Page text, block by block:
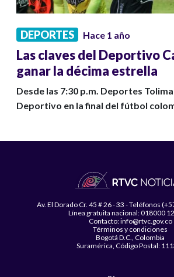
DEPORTES Hace 1 año
Las claves del Deportivo
ganar la décima estrella
Desde las 7:30 p.m. Deportes
Deportivo en la final del fútbol
Av. El Dorado Cr. 45 # 26 - 33 - Teléfonos
Línea gratuita nacional: 018000
Contacto: info@rtvc.gov.co
Términos y condiciones
Bogotá D.C., Colombia
Suramérica, Código Postal: